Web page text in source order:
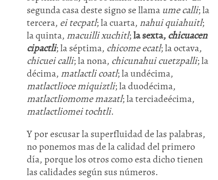
segunda casa deste signo se llama ume calli; la
tercera, ei tecpatl; la cuarta, nahui quiahuitl;
la quinta, macuilli xuchitl;la sexta,chicuacen
cipactli; la séptima, chicome ecatl; la octava,
chicuei calli; la nona, chicunahui cuetzpalli; la
décima, matlactli coatl; la undécima,
matlactlioce miquiztli; la duodécima,
matlactliomome mazatl; la terciadeécima,
matlactliomei tochtli.
Y por escusar la superfluidad de las palabras,
no ponemos mas de la calidad del primero
día, porque los otros como esta dicho tienen
las calidades según sus números.